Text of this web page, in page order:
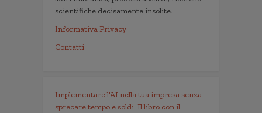
scientifiche decisamente insolite.
Informativa Privacy
Contatti
Implementare l'AI nella tua impresa senza
sprecare tempo e soldi. Il libro con il